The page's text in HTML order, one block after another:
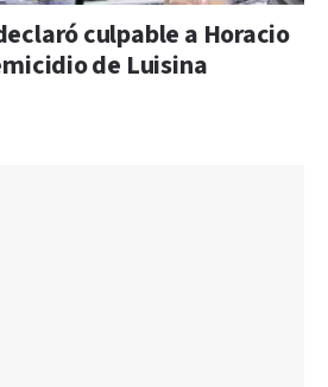
culpable a Horacio
de Luisina